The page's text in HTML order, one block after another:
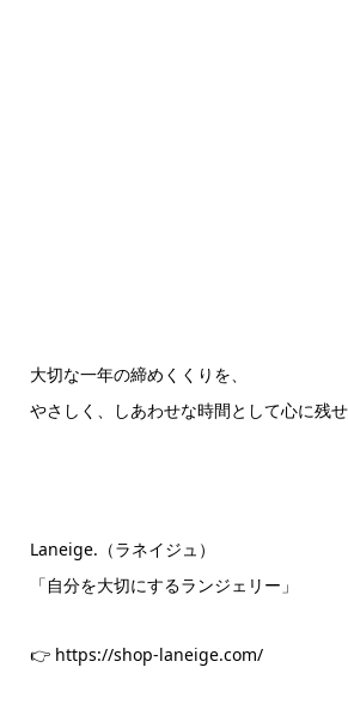
大切な一年の締めくくりを、
やさしく、しあわせな時間として心に残せ
Laneige.（ラネイジュ）
「自分を大切にするランジェリー」
👉 https://shop-laneige.com/